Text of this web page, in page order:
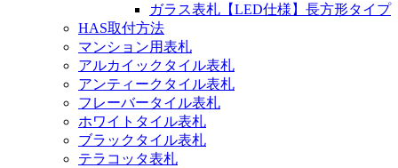
ガラス表札【LED仕様】長方形タイプ
HAS取付方法
マンション用表札
アルカイックタイル表札
アンティークタイル表札
フレーバータイル表札
ホワイトタイル表札
ブラックタイル表札
テラコッタ表札